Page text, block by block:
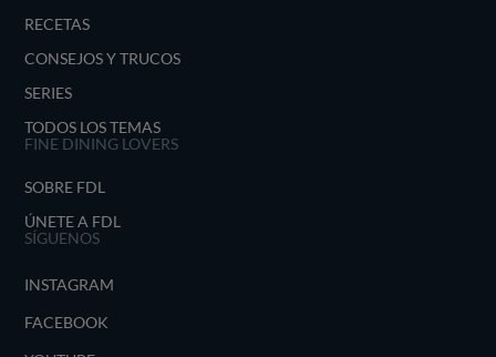
RECETAS
CONSEJOS Y TRUCOS
SERIES
TODOS LOS TEMAS
FINE DINING LOVERS
SOBRE FDL
ÚNETE A FDL
SÍGUENOS
INSTAGRAM
FACEBOOK